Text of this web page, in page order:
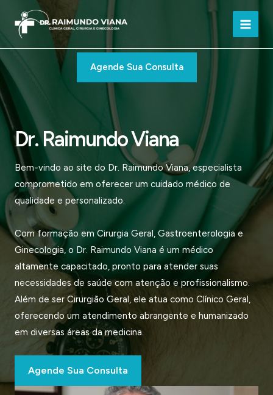
para
conteúdo
Main
Agende Sua Consulta
Dr. Raimundo Viana
Bem-vindo ao site do Dr. Raimundo Viana, especialista
comprometido em oferecer um cuidado médico de
qualidade e personalizado.
Com formação em Cirurgia Geral, Gastroenterologia e
Ginecologia, o Dr. Raimundo Viana é um médico
altamente capacitado, pronto para atender suas
necessidades de saúde com atenção e profissionalismo.
Além de ser Cirurgião Geral, ele atua como Clínico Geral,
oferecendo um atendimento abrangente e humanizado
em diversas áreas da medicina.
Agende Sua Consulta